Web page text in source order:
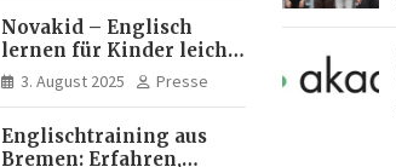
Frauen
Novakid – Englisch
lernen für Kinder leicht
gemacht
3. August 2025 Presse
Englischtraining aus
Bremen: Erfahren,